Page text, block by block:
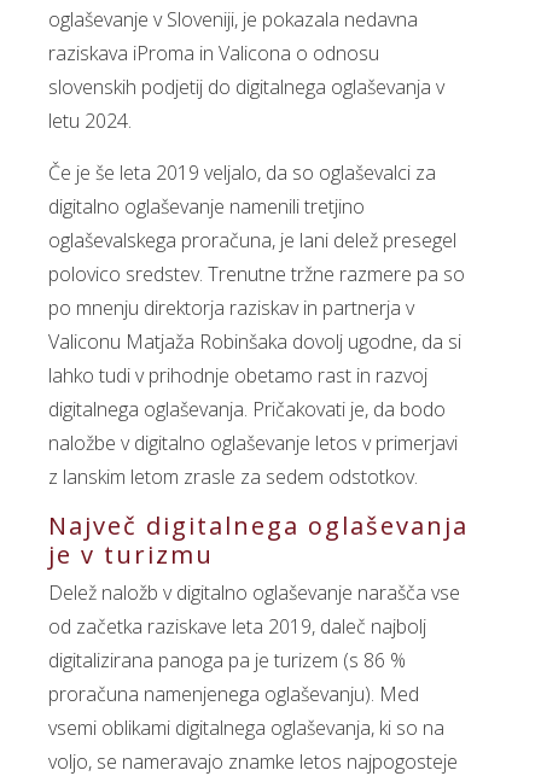
oglaševanje v Sloveniji, je pokazala nedavna
raziskava iProma in Valicona o odnosu
slovenskih podjetij do digitalnega oglaševanja v
letu 2024.
Če je še leta 2019 veljalo, da so oglaševalci za
digitalno oglaševanje namenili tretjino
oglaševalskega proračuna, je lani delež presegel
polovico sredstev. Trenutne tržne razmere pa so
po mnenju direktorja raziskav in partnerja v
Valiconu Matjaža Robinšaka dovolj ugodne, da si
lahko tudi v prihodnje obetamo rast in razvoj
digitalnega oglaševanja. Pričakovati je, da bodo
naložbe v digitalno oglaševanje letos v primerjavi
z lanskim letom zrasle za sedem odstotkov.
Največ digitalnega oglaševanja
je v turizmu
Delež naložb v digitalno oglaševanje narašča vse
od začetka raziskave leta 2019, daleč najbolj
digitalizirana panoga pa je turizem (s 86 %
proračuna namenjenega oglaševanju). Med
vsemi oblikami digitalnega oglaševanja, ki so na
voljo, se nameravajo znamke letos najpogosteje